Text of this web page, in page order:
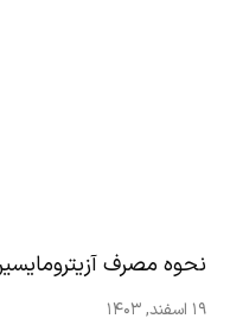
نحوه مصرف
۱۹ اسفند, ۱۴۰۳